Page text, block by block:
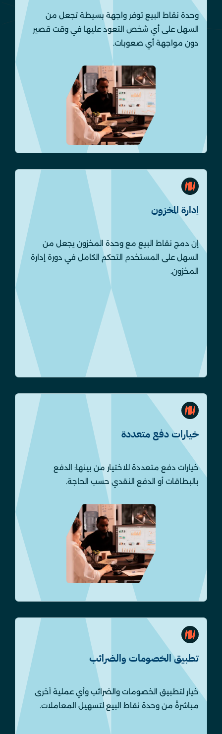
وحدة نقاط البيع توفر واجهة بسيطة تجعل من
السهل على أي شخص التعود عليها في وقت قصير
دون مواجهة أي صعوبات.
إدارة المخزون
إن دمج نقاط البيع مع وحدة المخزون يجعل من
السهل على المستخدم التحكم الكامل في دورة إدارة
المخزون.
خيارات دفع متعددة
خيارات دفع متعددة للاختيار من بينها: الدفع
بالبطاقات أو الدفع النقدي حسب الحاجة.
تطبيق الخصومات والضرائب
خيار لتطبيق الخصومات والضرائب وأي عملية أخرى
مباشرةً من وحدة نقاط البيع لتسهيل المعاملات.